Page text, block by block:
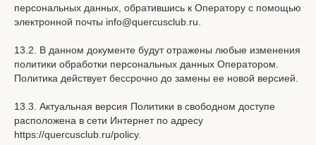
персональных данных, обратившись к Оператору с помощью
электронной почты info@quercusclub.ru.
13.2. В данном документе будут отражены любые изменения
политики обработки персональных данных Оператором.
Политика действует бессрочно до замены ее новой версией.
13.3. Актуальная версия Политики в свободном доступе
расположена в сети Интернет по адресу
https://quercusclub.ru/policy.